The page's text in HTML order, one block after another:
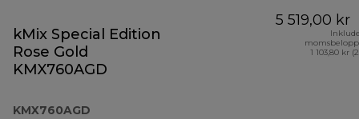
kMix Special Edition
Rose Gold
KMX760AGD
KMX760AGD
5 519,00 kr
1 103,80 kr